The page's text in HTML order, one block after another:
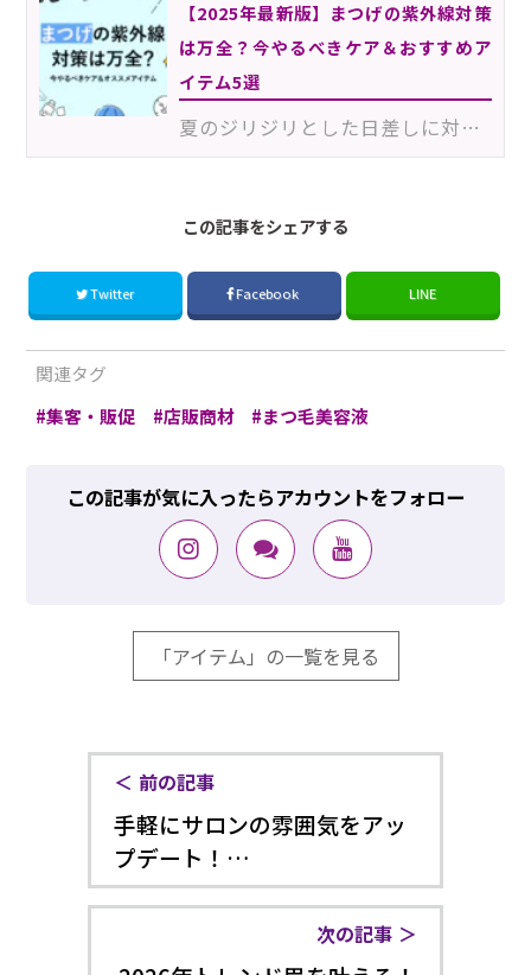
【2025年最新版】まつげの紫外線対策
は万全？今やるべきケア＆おすすめア
イテム5選
夏のジリジリとした日差しに対し、紫外線対策を行っているお客様は多いでしょう。日焼け止めクリームや帽…
この記事をシェアする
Twitter Facebook LINE
関連タグ
集客・販促
店販商材 まつ毛美容液
この記事が気に入ったらアカウントをフォロー
「アイテム」の一覧を見る
前の記事
手軽にサロンの雰囲気をアッ
プデート！…
次の記事